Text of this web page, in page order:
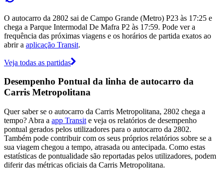
O autocarro da 2802 sai de Campo Grande (Metro) P23 às 17:25 e
chega a Parque Intermodal De Mafra P2 às 17:59. Pode ver a
frequência das próximas viagens e os horários de partida exatos ao
abrir a aplicação Transit.
Veja todas as partidas
Desempenho Pontual da linha de autocarro da
Carris Metropolitana
Quer saber se o autocarro da Carris Metropolitana, 2802 chega a
tempo? Abra a app Transit e veja os relatórios de desempenho
pontual gerados pelos utilizadores para o autocarro da 2802.
Também pode contribuir com os seus próprios relatórios sobre se a
sua viagem chegou a tempo, atrasada ou antecipada. Como estas
estatísticas de pontualidade são reportadas pelos utilizadores, podem
diferir das métricas oficiais da Carris Metropolitana.